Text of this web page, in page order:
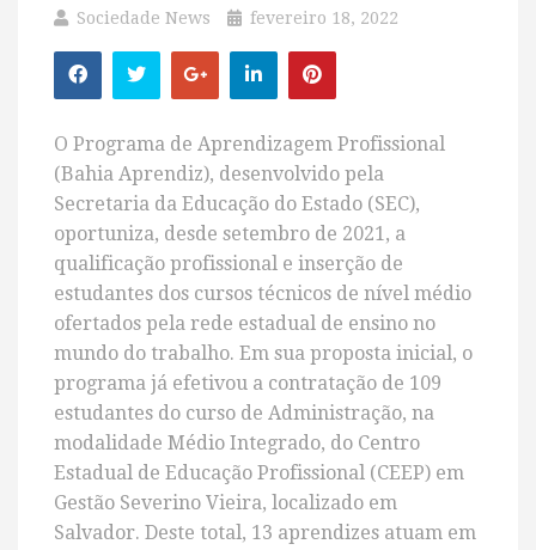
Sociedade News fevereiro 18, 2022
O Programa de Aprendizagem Profissional
(Bahia Aprendiz), desenvolvido pela
Secretaria da Educação do Estado (SEC),
oportuniza, desde setembro de 2021, a
qualificação profissional e inserção de
estudantes dos cursos técnicos de nível médio
ofertados pela rede estadual de ensino no
mundo do trabalho. Em sua proposta inicial, o
programa já efetivou a contratação de 109
estudantes do curso de Administração, na
modalidade Médio Integrado, do Centro
Estadual de Educação Profissional (CEEP) em
Gestão Severino Vieira, localizado em
Salvador. Deste total, 13 aprendizes atuam em